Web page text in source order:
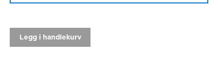
Legg i handlekurv